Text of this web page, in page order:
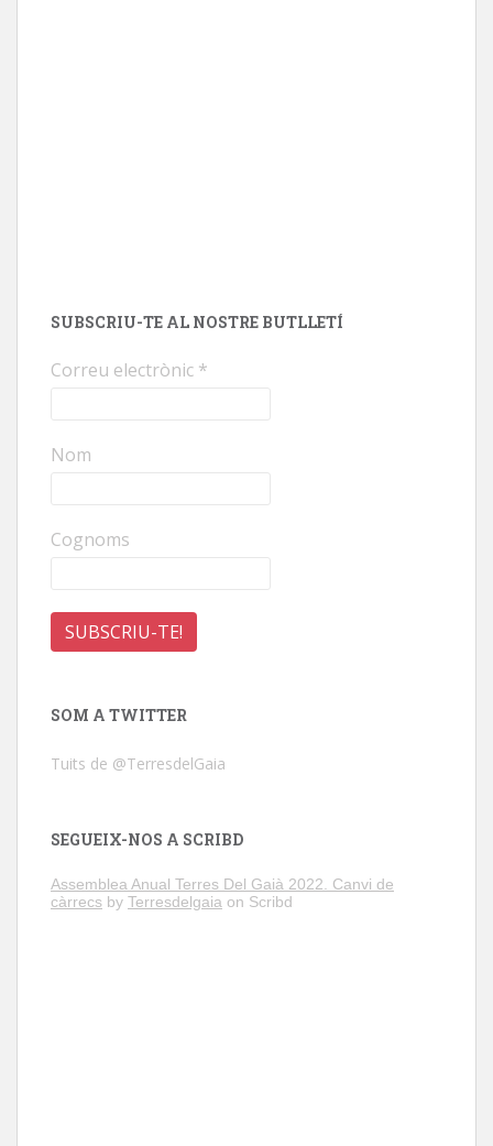
SUBSCRIU-TE AL NOSTRE BUTLLETÍ
Correu electrònic *
Nom
Cognoms
SOM A TWITTER
Tuits de @TerresdelGaia
SEGUEIX-NOS A SCRIBD
Assemblea Anual Terres Del Gaià 2022. Canvi de
càrrecs by Terresdelgaia on Scribd